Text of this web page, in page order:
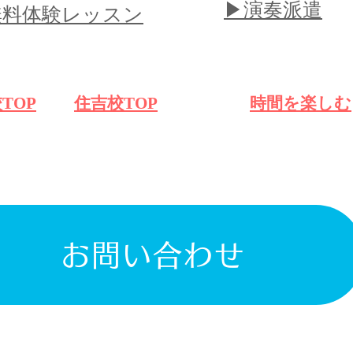
体験レッスン ​▶︎演奏派遣
​住吉校TOP ​時間を楽しむ
お問い合わせ